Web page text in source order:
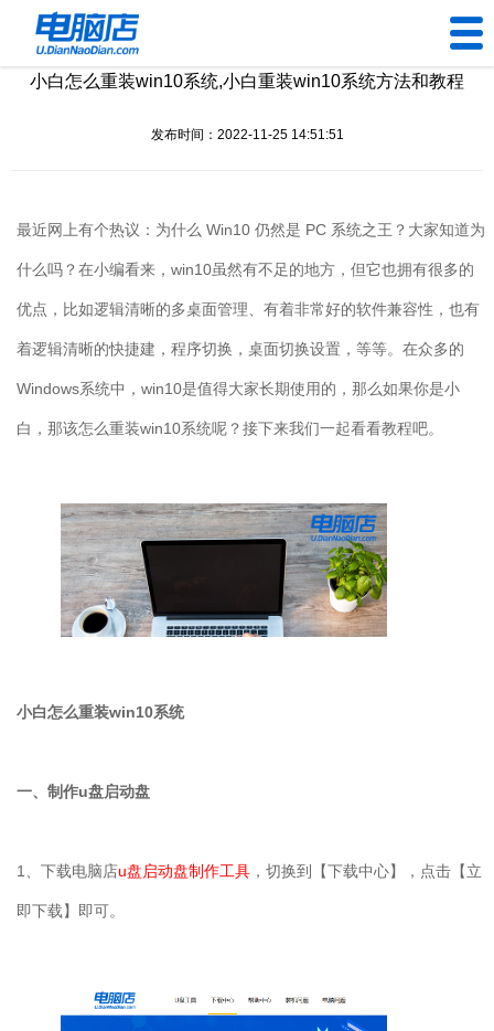
U盘工具
装机问题
电脑问题
小白怎么重装win10系统,小白重装win10系统方法和教程
发布时间：2022-11-25 14:51:51
最近网上有个热议：为什么 Win10 仍然是 PC 系统之王？大家知道为
什么吗？在小编看来， win10虽然有不足的地方，但它也拥有很多的
优点，比如逻辑清晰的多桌面管理、有着非常好的软件兼容性，也有
着逻辑清晰的快捷建，程序切换，桌面切换设置，等等。在众多的
Windows系统中， win10是值得大家长期使用的，那么如果你是小
白，那该怎么重装win10系统呢？接下来我们一起看看教程吧。
小白怎么重装win10系统
一、制作u盘启动盘
1、下载电脑店u盘启动盘制作工具 ，切换到【下载中心】，点击【立
即下载】即可。